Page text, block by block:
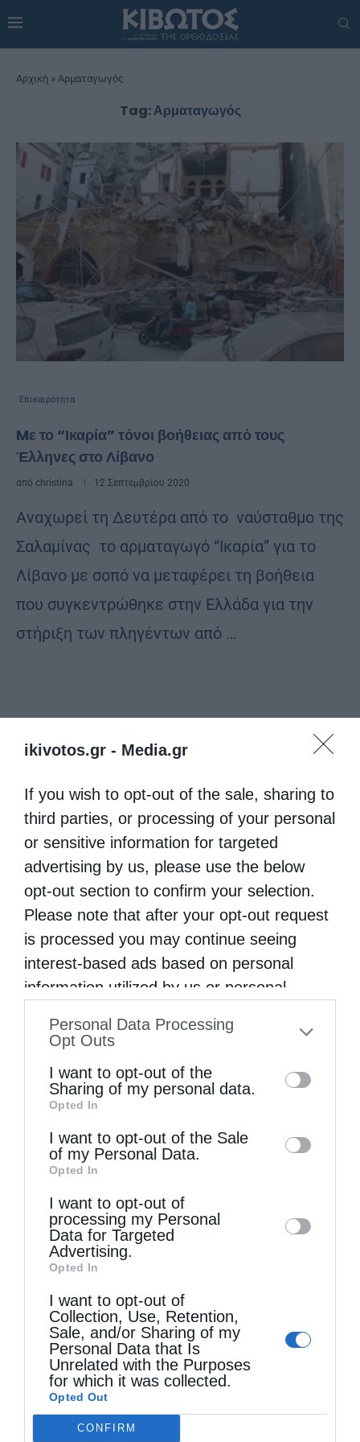
ikivotos.gr - Media.gr
If you wish to opt-out of the sale, sharing to
third parties, or processing of your personal
or sensitive information for targeted
advertising by us, please use the below
opt-out section to confirm your selection.
Please note that after your opt-out request
is processed you may continue seeing
interest-based ads based on personal
information utilized by us or personal
to your opt-out. You may separately opt-out
information by third parties on the IAB’s list
of downstream participants. This
information may also be disclosed by us to
third parties on theIAB’s List of
Downstream Participants
disclose it to other third parties.
Personal Data Processing
Opt Outs
I want to opt-out of the
Sharing of my personal data.
Opted In
I want to opt-out of the Sale
of my Personal Data.
Opted In
I want to opt-out of
processing my Personal
Data for Targeted
Advertising.
Opted In
I want to opt-out of
Collection, Use, Retention,
Sale, and/or Sharing of my
Personal Data that Is
Unrelated with the Purposes
for which it was collected.
Opted Out
CONFIRM
Αρχική » Αρματαγωγός
Tag:Αρματαγωγός
Επικαιρότητα
Mε το “Ικαρία” τόνοι βοήθειας από τους
Έλληνες στο Λίβανο
από christina 12 Σεπτεμβρίου 2020
Αναχωρεί τη Δευτέρα από το ναύσταθμο της
Σαλαμίνας το αρματαγωγό “Ικαρία” για το
Λίβανο με σοπό να μεταφέρει τη βοήθεια
που συγκεντρώθηκε στην Ελλάδα για την
στήριξη των πληγέντων από …
Τελευταία άρθρα
Κακό και εκδίκηση
Αυστραλίας στην Ιερά Επισκοπή Χώρας
Δημητριάδος Ιγνάτιος: «Ο Χριστός μάς έδειξε το
μέλλον μας» – Με λαμπρότητα εορτάστηκε στον
Βόλο η Μεταμόρφωση